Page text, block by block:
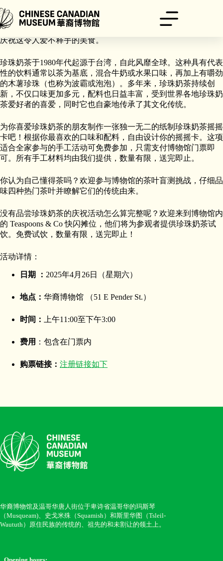
至
内
4月30日是国际珍奶日！我们将于4月26日（周六），与大家一起
庆祝这令人爱不释手的美食。
珍珠奶茶于1980年代起源于台湾，自此风靡全球。这种具有代表
性的饮料通常以茶为基底，混合牛奶或水果口味，再加上有嚼劲
的木薯珍珠（也称为波霸或泡泡）。多年来，珍珠奶茶持续创
新，不仅口味更加多元，配料也日益丰富，受到世界各地珍珠奶
茶爱好者的喜爱，同时它也自豪地传承了其文化传统。
为你喜爱珍珠奶茶的朋友制作一张独一无二的纸制珍珠奶茶摇摇
卡吧！根据你最喜欢的口味和配料，自由设计你的摇摇卡。这项
适合全家参与的手工活动可免费参加，只需支付博物馆门票即
可。所有手工材料均由我们提供，数量有限，送完即止。
你认为自己懂得茶吗？欢迎参与博物馆的茶叶盲测挑战，仔细品
味四种热门茶叶并瞭解它们的传统由来。
没有品尝珍珠奶茶的庆祝活动怎么算完整呢？欢迎来到博物馆内
的 Teaspoons & Co 快闪摊位，他们将为参观者提供珍珠奶茶试
饮。免费试饮，数量有限，送完即止！
活动详情：
日期 ： 2025年4月26日（星期六）
地点： 华裔博物馆 （51 E Pender St.）
时间： 上午11:00至下午3:00
费用 ：包含在门票内
购票链接： 注册链接如下
华裔博物馆及温哥华唐人街位于卑诗省温哥华的玛斯琴
（Musqueam)、史戈米殊（Squamish）和斯里华图（Tsleil-
Waututh）原住民族的传统的、祖先的和未割让的领土上。